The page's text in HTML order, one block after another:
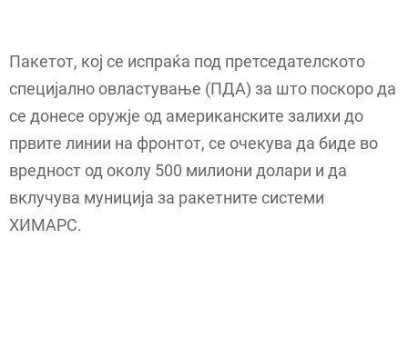
Пакетот, кој се испраќа под претседателското
специјално овластување (ПДА) за што поскоро да
се донесе оружје од американските залихи до
првите линии на фронтот, се очекува да биде во
вредност од околу 500 милиони долари и да
вклучува муниција за ракетните системи
ХИМАРС.